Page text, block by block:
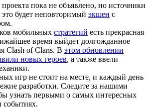
пока не объявлено, но источники
будет неповторимый экшен с
мобильных стратегий есть прекрасная
время выйдет долгожданное
Clash of Clans. В этом обновлении
новых героев, а также ввели
игр не стоит на месте, и каждый день
разработки. Следите за нашими
узнать первыми о самых интересных
событиях.